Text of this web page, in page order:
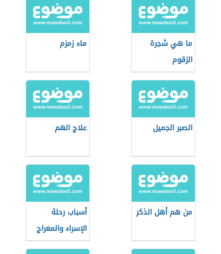
ما هي شجرة
الزقوم
ماء زمزم
الصبر الجميل علاج الهم
من هم أهل الذكر
أسباب رحلة
الإسراء والمعراج